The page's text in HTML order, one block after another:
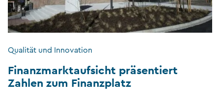
Qualität und Innovation
Finanzmarktaufsicht präsentiert
Zahlen zum Finanzplatz